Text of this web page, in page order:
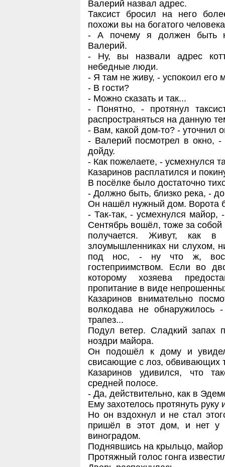
Валерий назвал адрес.
Таксист бросил на него
похожи вы на богатого
- А почему я должен быть
Валерий.
- Ну, вы назвали адрес
небедные люди.
- Я там не живу, - успокоил его
- В гости?
- Можно сказать и так...
- Понятно, - протянул
распространяться на данную
- Вам, какой дом-то? - уточнил
- Валерий посмотрел в окно,
дойду.
- Как пожелаете, - усмехнулся
Казаринов расплатился и
В посёлке было достаточно
- Должно быть, близко река, -
Он нашёл нужный дом. Ворота
- Так-так, - усмехнулся майор,
Сентябрь вошёл, тоже за
получается. Живут, как
злоумышленниках ни слухом,
под нос, - ну что ж,
гостеприимством. Если во
которому хозяева
пропитание в виде
Казаринов внимательно
волкодава не обнаружилось
трапез...
Подул ветер. Сладкий запах
ноздри майора.
Он подошёл к дому и увидел
свисающие с лоз, обвивающих
Казаринов удивился, что
средней полосе.
- Да, действительно, как в
Ему захотелось протянуть руку
Но он вздохнул и не стал
пришёл в этот дом, и нет у
виноградом.
Поднявшись на крыльцо, майор
Протяжный голос гонга